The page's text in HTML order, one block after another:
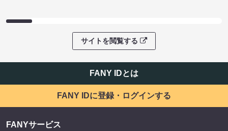
サイトを閲覧する
FANY IDとは
FANY IDに登録・ログインする
FANYサービス